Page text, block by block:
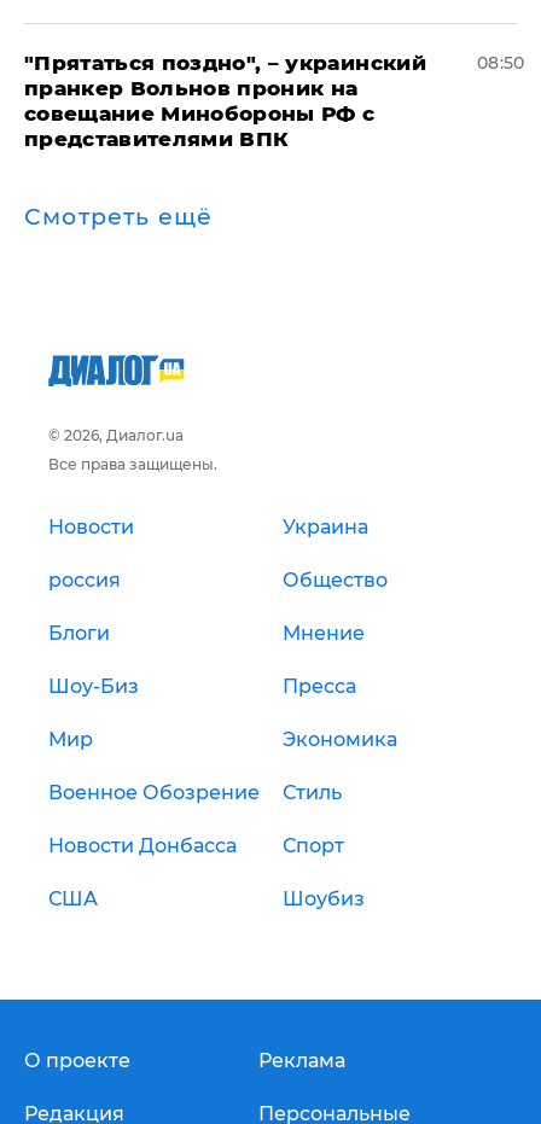
"Прятаться поздно", – украинский
пранкер Вольнов проник на
совещание Минобороны РФ с
представителями ВПК
08:50
Смотреть ещё
© 2026, Диалог.ua
Все права защищены.
Новости Украина
россия Общество
Блоги Мнение
Шоу-Биз Пресса
Мир Экономика
Военное Обозрение Стиль
Новости Донбасса Спорт
США Шоубиз
О проекте
Редакция
Реклама
Персональные